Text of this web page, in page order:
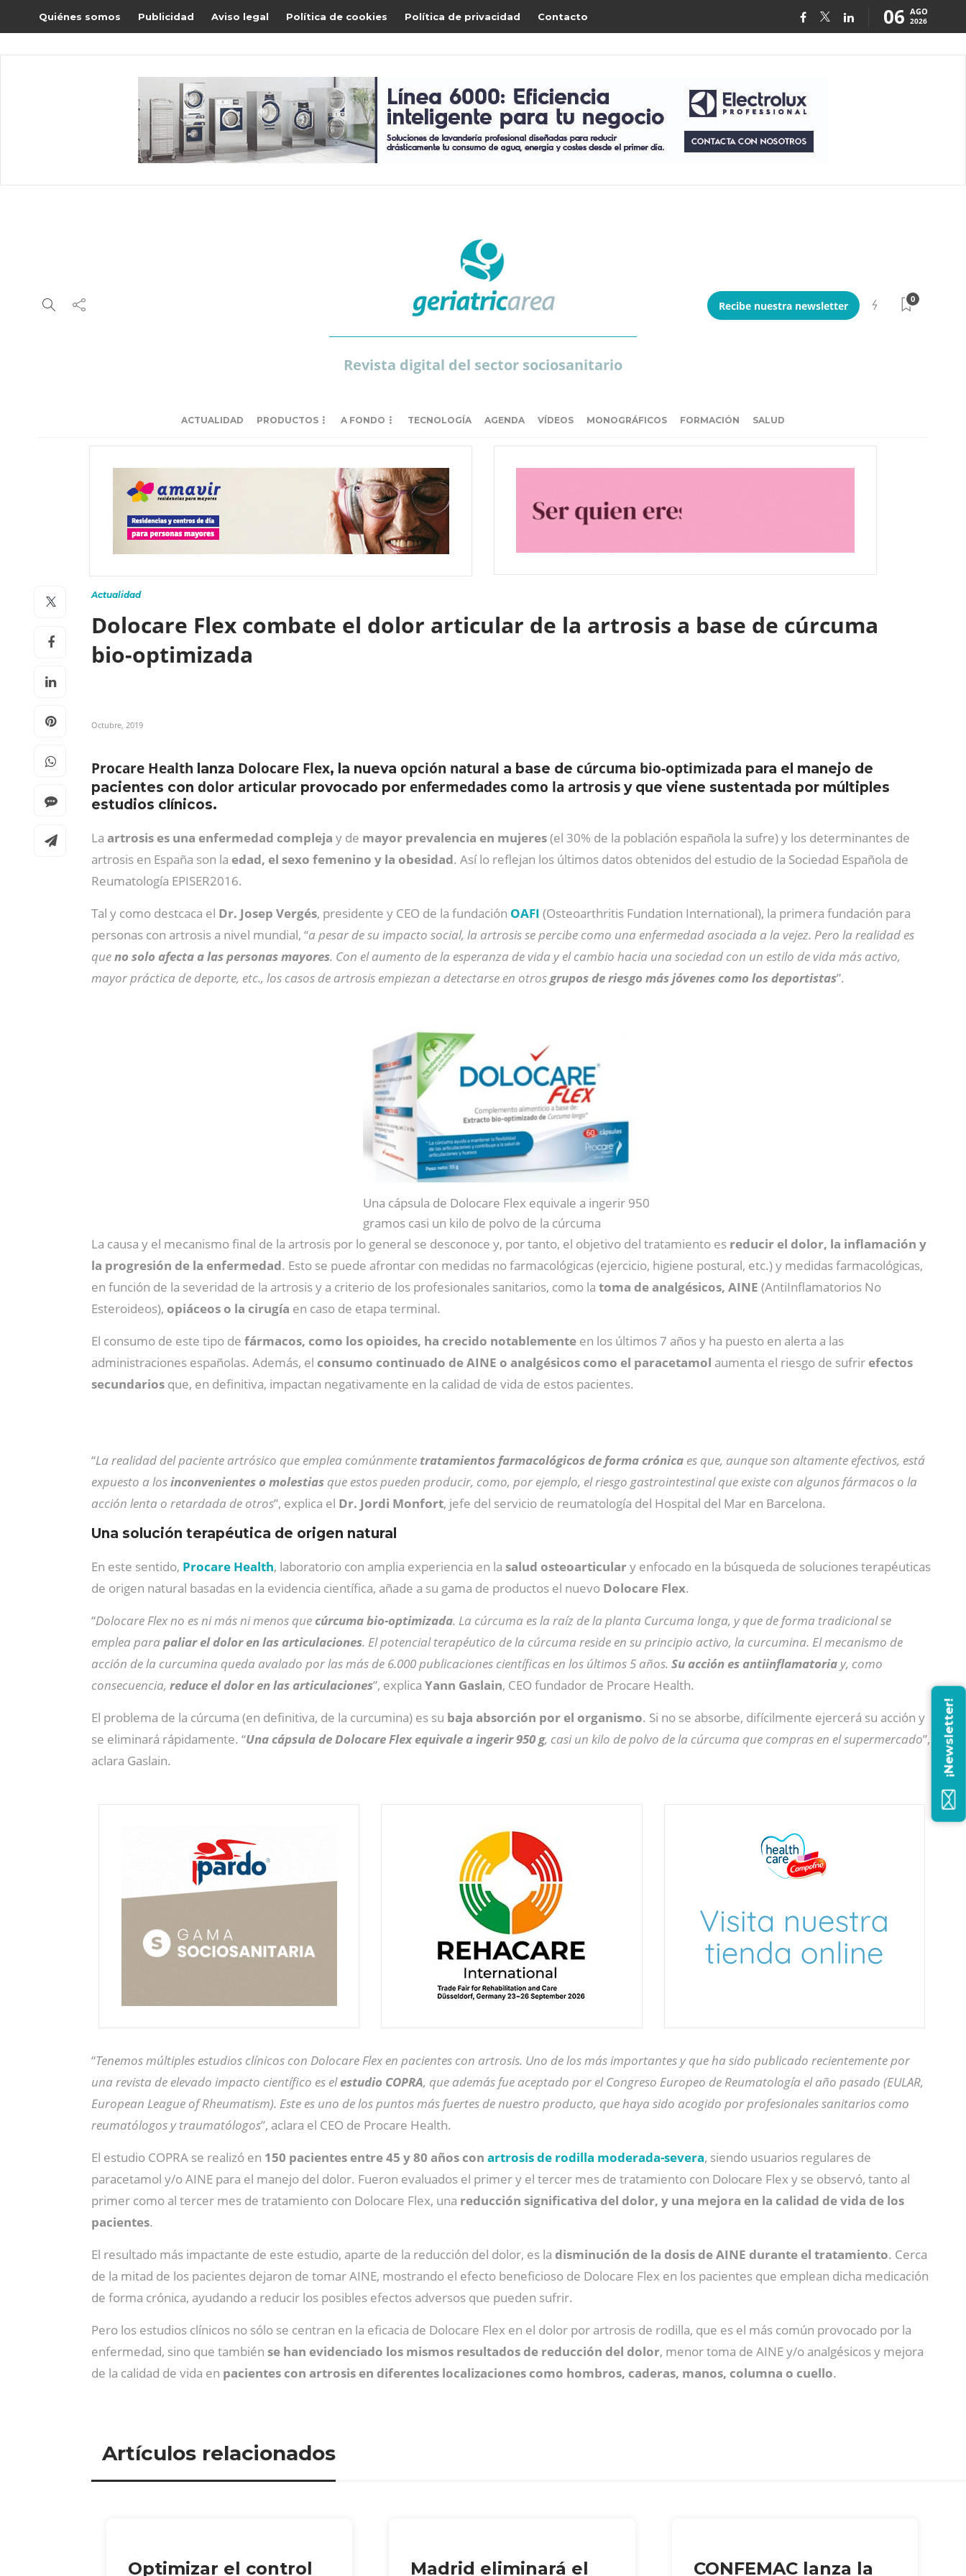
Quiénes somos Publicidad Aviso legal Política de cookies Política de privacidad Contacto 06 AGO
2026
Revista digital del sector sociosanitario
Recibe nuestra newsletter
0
ACTUALIDAD PRODUCTOS A FONDO TECNOLOGÍA AGENDA VÍDEOS MONOGRÁFICOS FORMACIÓN SALUD
Actualidad
Dolocare Flex combate el dolor articular de la artrosis a base de cúrcuma
bio-optimizada
Octubre, 2019
Procare Health lanza Dolocare Flex, la nueva opción natural a base de cúrcuma bio-optimizada para el manejo de
pacientes con dolor articular provocado por enfermedades como la artrosis y que viene sustentada por múltiples
estudios clínicos.
La artrosis es una enfermedad compleja y de mayor prevalencia en mujeres(el 30% de la población española la sufre) y los determinantes de
artrosis en España son la edad, el sexo femenino y la obesidad. Así lo reflejan los últimos datos obtenidos del estudio de la Sociedad Española de
Reumatología EPISER2016.
Tal y como destcaca el Dr. Josep Vergés, presidente y CEO de la fundación OAFI (Osteoarthritis Fundation International), la primera fundación para
personas con artrosis a nivel mundial, “a pesar de su impacto social, la artrosis se percibe como una enfermedad asociada a la vejez. Pero la realidad es
queno solo afecta a las personas mayores. Con el aumento de la esperanza de vida y el cambio hacia una sociedad con un estilo de vida más activo,
mayor práctica de deporte, etc., los casos de artrosis empiezan a detectarse en otrosgrupos de riesgo más jóvenes como los deportistas”.
Una cápsula de Dolocare Flex equivale a ingerir 950
gramos casi un kilo de polvo de la cúrcuma
La causa y el mecanismo final de la artrosis por lo general se desconoce y, por tanto, el objetivo del tratamiento es reducir el dolor, la inflamación y
la progresión de la enfermedad. Esto se puede afrontar con medidas no farmacológicas (ejercicio, higiene postural, etc.) y medidas farmacológicas,
en función de la severidad de la artrosis y a criterio de los profesionales sanitarios, como la toma de analgésicos, AINE (AntiInflamatorios No
Esteroideos), opiáceos o la cirugía en caso de etapa terminal.
El consumo de este tipo de fármacos, como los opioides, ha crecido notablemente en los últimos 7 añosy ha puesto en alerta a las
administraciones españolas. Además, el consumo continuado de AINE o analgésicos como el paracetamol aumenta el riesgo de sufrirefectos
secundarios que, en definitiva, impactan negativamente en la calidad de vida de estos pacientes.
“La realidad del paciente artrósico que emplea comúnmente tratamientos farmacológicos de forma crónica es que, aunque son altamente efectivos, está
expuesto a losinconvenientes o molestias que estos pueden producir, como, por ejemplo, el riesgo gastrointestinal que existe con algunos fármacos o la
acción lenta o retardada de otros”, explica el Dr. Jordi Monfort, jefe del servicio de reumatología del Hospital del Mar en Barcelona.
Una solución terapéutica de origen natural
En este sentido, Procare Health, laboratorio con amplia experiencia en la salud osteoarticulary enfocado en la búsqueda de soluciones terapéuticas
de origen natural basadas en la evidencia científica, añade a su gama de productos el nuevo Dolocare Flex.
“Dolocare Flex no es ni más ni menos quecúrcuma bio-optimizada. La cúrcuma es la raíz de la planta Curcuma longa, y que de forma tradicional se
emplea para paliar el dolor en las articulaciones. El potencial terapéutico de la cúrcuma reside en su principio activo, la curcumina. El mecanismo de
acción de la curcumina queda avalado por las más de 6.000 publicaciones científicas en los últimos 5 años. Su acción es antiinflamatoria y, como
consecuencia, reduce el dolor en las articulaciones”, explica Yann Gaslain, CEO fundador de Procare Health.
El problema de la cúrcuma (en definitiva, de la curcumina) es su baja absorción por el organismo. Si no se absorbe, difícilmente ejercerá su acción y
se eliminará rápidamente. “Una cápsula de Dolocare Flex equivale a ingerir 950 g, casi un kilo de polvo de la cúrcuma que compras en el supermercado”,
aclara Gaslain.
“Tenemos múltiples estudios clínicos con Dolocare Flex en pacientes con artrosis. Uno de los más importantes y que ha sido publicado recientemente por
una revista de elevado impacto científico es elestudio COPRA, que además fue aceptado por el Congreso Europeo de Reumatología el año pasado (EULAR,
European League of Rheumatism). Este es uno de los puntos más fuertes de nuestro producto, que haya sido acogido por profesionales sanitarios como
reumatólogos y traumatólogos”, aclara el CEO de Procare Health.
El estudio COPRA se realizó en 150 pacientes entre 45 y 80 años con artrosis de rodilla moderada-severa, siendo usuarios regulares de
paracetamol y/o AINE para el manejo del dolor. Fueron evaluados el primer y el tercer mes de tratamiento con Dolocare Flex y se observó, tanto al
primer como al tercer mes de tratamiento con Dolocare Flex, una reducción significativa del dolor, y una mejora en la calidad de vida de los
pacientes.
El resultado más impactante de este estudio, aparte de la reducción del dolor, es la disminución de la dosis de AINE durante el tratamiento. Cerca
de la mitad de los pacientes dejaron de tomar AINE, mostrando el efecto beneficioso de Dolocare Flex en los pacientes que emplean dicha medicación
de forma crónica, ayudando a reducir los posibles efectos adversos que pueden sufrir.
Pero los estudios clínicos no sólo se centran en la eficacia de Dolocare Flex en el dolor por artrosis de rodilla, que es el más común provocado por la
enfermedad, sino que también se han evidenciado los mismos resultados de reducción del dolor, menor toma de AINE y/o analgésicos y mejora
de la calidad de vida en pacientes con artrosis en diferentes localizaciones como hombros, caderas, manos, columna o cuello.
Artículos relacionados
Optimizar el control Madrid eliminará el CONFEMAC lanza la
¡Newsletter!